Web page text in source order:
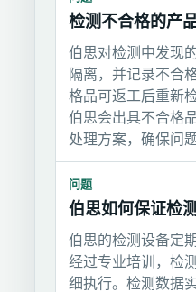
检测不合格的产
伯思对检测中发现
隔离，并记录不合
格品可返工后重新
伯思会出具不合格
处理方案，确保问
问题
伯思如何保证检
伯思的检测设备定
经过专业培训，检
细执行。检测数据